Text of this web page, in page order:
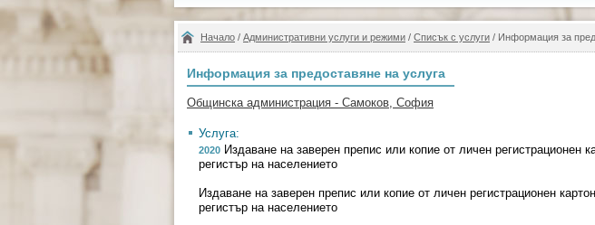
Начало / Административни услуги и режими / Списък с услуги / Информация за
Информация за предоставяне на услуга
Общинска администрация - Самоков, София
Услуга:
2020 Издаване на заверен препис или копие от личeн регистрационeн
регистър на населението
Издаване на заверен препис или копие от личeн регистрационeн
регистър на населението